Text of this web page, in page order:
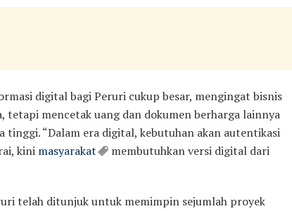
digital bagi Peruri cukup besar, mengingat bisnis
tetapi mencetak uang dan dokumen berharga lainnya
tinggi. “Dalam era digital, kebutuhan akan autentikasi
kini masyarakat
membutuhkan versi digital dari
telah ditunjuk untuk memimpin sejumlah proyek